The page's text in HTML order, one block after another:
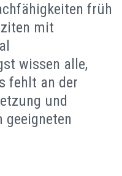
früh
mit
wissen alle,
fehlt an der
und
geeigneten